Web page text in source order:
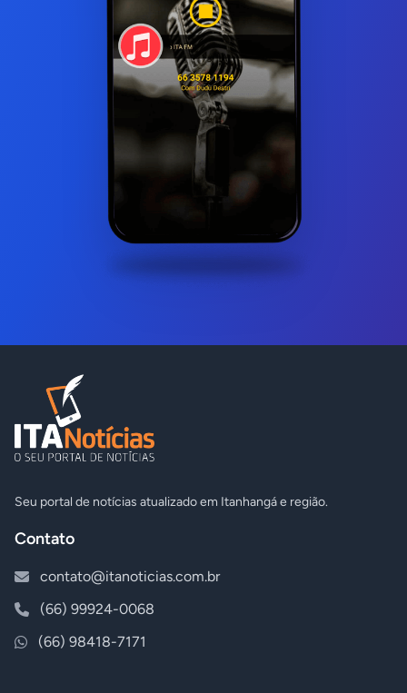
Seu portal de notícias atualizado em Itanhangá e região.
Contato
contato@itanoticias.com.br
(66) 99924-0068
(66) 98418-7171